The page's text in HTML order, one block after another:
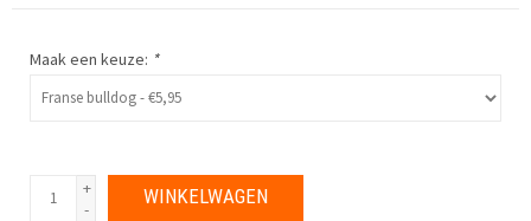
Maak een keuze: *
+
-
WINKELWAGEN